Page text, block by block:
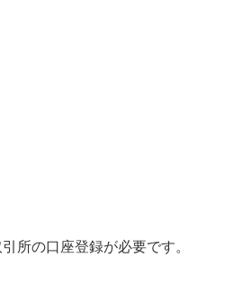
所の口座登録が必要です。